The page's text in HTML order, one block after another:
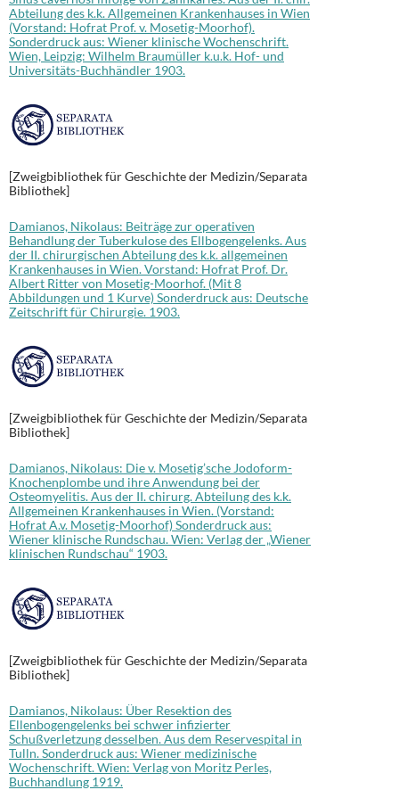
Abteilung des k.k. Allgemeinen Krankenhauses in Wien
(Vorstand: Hofrat Prof. v. Mosetig-Moorhof).
Sonderdruck aus: Wiener klinische Wochenschrift.
Wien, Leipzig: Wilhelm Braumüller k.u.k. Hof- und
Universitäts-Buchhändler 1903.
[Zweigbibliothek für Geschichte der Medizin/Separata
Bibliothek]
Damianos, Nikolaus: Beiträge zur operativen
Behandlung der Tuberkulose des Ellbogengelenks. Aus
der II. chirurgischen Abteilung des k.k. allgemeinen
Krankenhauses in Wien. Vorstand: Hofrat Prof. Dr.
Albert Ritter von Mosetig-Moorhof. (Mit 8
Abbildungen und 1 Kurve) Sonderdruck aus: Deutsche
Zeitschrift für Chirurgie. 1903.
[Zweigbibliothek für Geschichte der Medizin/Separata
Bibliothek]
Damianos, Nikolaus: Die v. Mosetig’sche Jodoform-
Knochenplombe und ihre Anwendung bei der
Osteomyelitis. Aus der II. chirurg. Abteilung des k.k.
Allgemeinen Krankenhauses in Wien. (Vorstand:
Hofrat A.v. Mosetig-Moorhof) Sonderdruck aus:
Wiener klinische Rundschau. Wien: Verlag der „Wiener
klinischen Rundschau“ 1903.
[Zweigbibliothek für Geschichte der Medizin/Separata
Bibliothek]
Damianos, Nikolaus: Über Resektion des
Ellenbogengelenks bei schwer infizierter
Schußverletzung desselben. Aus dem Reservespital in
Tulln. Sonderdruck aus: Wiener medizinische
Wochenschrift. Wien: Verlag von Moritz Perles,
Buchhandlung 1919.